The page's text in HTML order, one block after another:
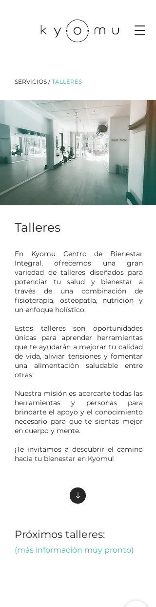
SERVICIOS /TALLERES
Talleres
En Kyomu Centro de Bienestar
Integral, ofrecemos una gran
variedad de talleres diseñados para
potenciar tu salud y bienestar a
través de una combinación de
fisioterapia, osteopatía, nutrición y
un enfoque holístico.
Estos talleres son oportunidades
únicas para aprender herramientas
que te ayudarán a mejorar tu calidad
de vida, aliviar tensiones y fomentar
una alimentación saludable entre
otras.
Nuestra misión es acercarte todas las
herramientas y personas para
brindarte el apoyo y el conocimiento
necesario para que te sientas mejor
en cuerpo y mente.
¡Te invitamos a descubrir el camino
hacia tu bienestar en Kyomu!
Próximos talleres:
(más información muy pronto)